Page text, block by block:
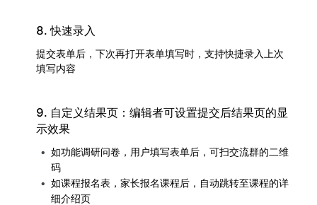
8. 快速录入
提交表单后，下次再打开表单填写时，支持快捷录入上次
填写内容
9. 自定义结果页：编辑者可设置提交后结果页的显
示效果
如功能调研问卷，用户填写表单后，可扫交流群的二维
码
如课程报名表，家长报名课程后，自动跳转至课程的详
细介绍页